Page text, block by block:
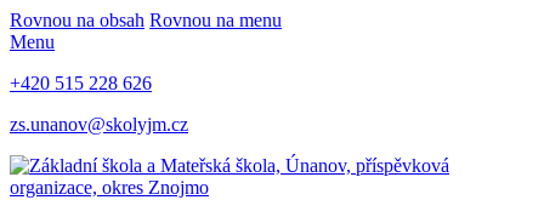
Rovnou na obsah Rovnou na menu
Menu
+420 515 228 626
zs.unanov@skolyjm.cz